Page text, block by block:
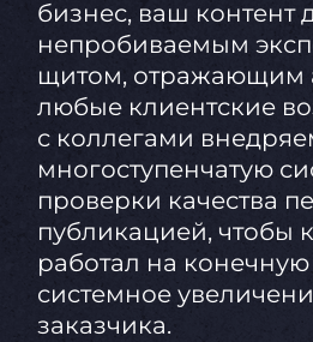
бизнес, ваш контент
непробиваемым
щитом, отражающим
любые клиентские
с коллегами
многоступенчатую
проверки качества
публикацией, чтобы
работал на
системное
заказчика.